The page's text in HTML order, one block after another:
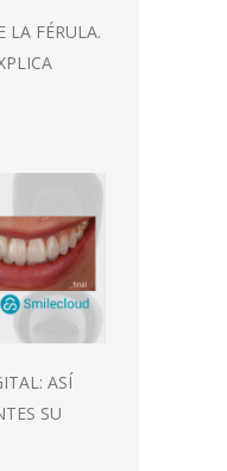
LA FÉRULA.
ASÍ
SU